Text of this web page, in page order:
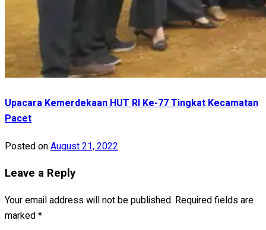
Upacara Kemerdekaan HUT RI Ke-77 Tingkat Kecamatan
Pacet
Posted onAugust 21, 2022
Leave a Reply
Your email address will not be published. Required fields are
marked*